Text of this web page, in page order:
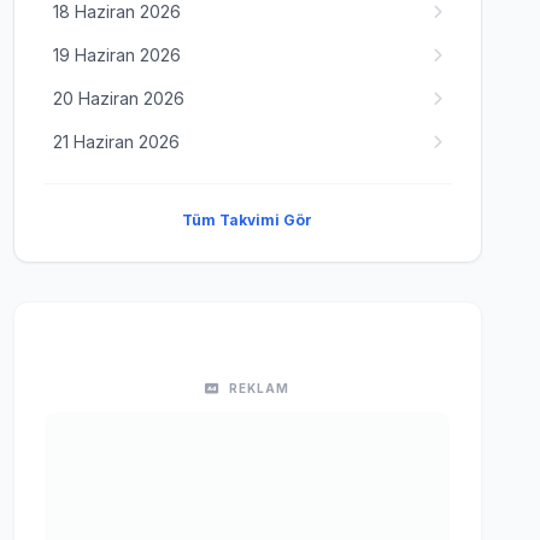
18 Haziran 2026
19 Haziran 2026
20 Haziran 2026
21 Haziran 2026
Tüm Takvimi Gör
REKLAM